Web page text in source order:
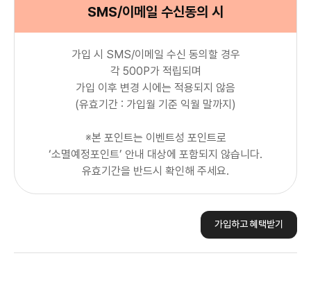
SMS/이메일 수신동의 시
가입 시 SMS/이메일 수신 동의할 경우
각 500P가 적립되며
가입 이후 변경 시에는 적용되지 않음
(유효기간 : 가입월 기준 익월 말까지)
※본 포인트는 이벤트성 포인트로
‘소멸예정포인트’ 안내 대상에 포함되지 않습니다.
유효기간을 반드시 확인해 주세요.
가입하고 혜택받기